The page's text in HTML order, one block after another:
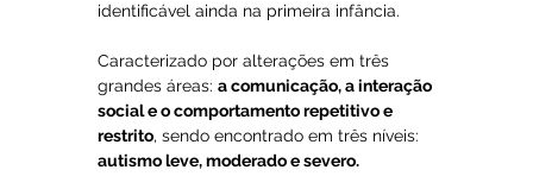
identificável ainda na primeira infância.
Caracterizado por alterações em três
grandes áreas: a comunicação, a interação
social e o comportamento repetitivo e
restrito, sendo encontrado em três níveis:
autismo leve, moderado e severo.